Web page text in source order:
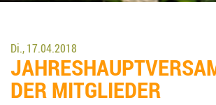
Di., 17.04.2018
DER MITGLIEDER